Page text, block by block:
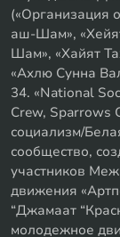
(«Организация
аш-Шам»,
Шам», «Хайят
«Ахлю Сунна
34. «National
Crew,
социализм/
сообщество,
участников
движения
“Джамаат
молодежное